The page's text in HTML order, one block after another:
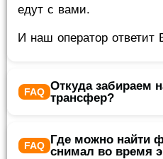
едут с вами.
И наш оператор ответит
Откуда забираем
трансфер?
Где можно найти
снимал во время